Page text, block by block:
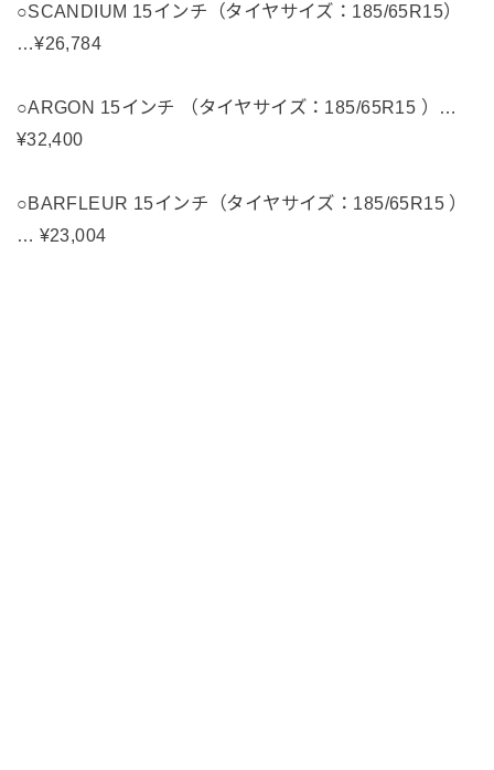
○SCANDIUM 15インチ（タイヤサイズ：185/65R15）
…¥26,784
○ARGON 15インチ （タイヤサイズ：185/65R15 ）…
¥32,400
○BARFLEUR 15インチ（タイヤサイズ：185/65R15 ）
… ¥23,004